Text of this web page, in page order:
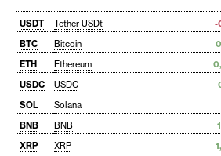
USDT Tether USDt -
BTC
Bitcoin
ETH
Ethereum
USDC
USDC
SOL
Solana
BNB
BNB
XRP
XRP